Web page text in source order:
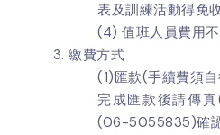
表及訓練活動得免
(4) 值班人員費用不
繳費方式
(1)匯款(手續費須
完成匯款後請傳
(06-5055835)確認